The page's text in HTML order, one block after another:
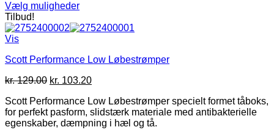
Vælg muligheder
Dette
vare
har
varianter.
kan
på
varesiden
Tilbud!
Vis
Scott Performance Low Løbestrømper
kr.129.00 Den
pris
var:
kr. 129.00.
kr. 103.20Den
pris
er:
kr. 103.20.
Scott Performance Low Løbestrømper specielt formet tåboks,
for perfekt pasform, slidstærk materiale med antibakterielle
egenskaber, dæmpning i hæl og tå.